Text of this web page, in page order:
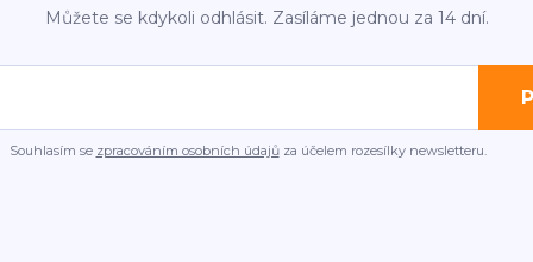
Můžete se kdykoli odhlásit. Zasíláme jednou za 14 dní.
Souhlasím se zpracováním osobních údajůza účelem rozesílky newsletteru.